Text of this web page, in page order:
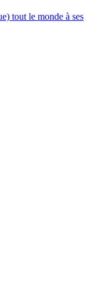
tout le monde à ses